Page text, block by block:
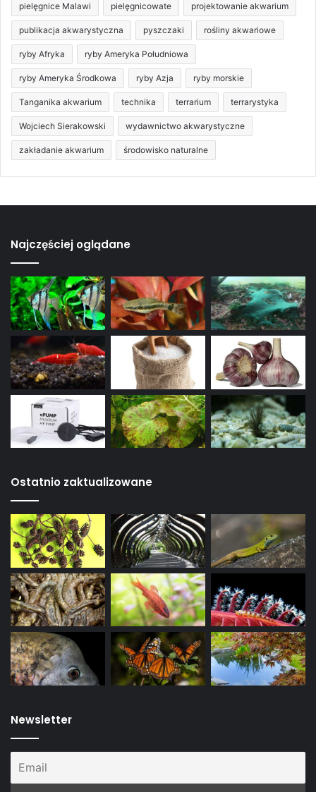
pielęgnice Malawi pielęgnicowate projektowanie akwarium
publikacja akwarystyczna pyszczaki rośliny akwariowe
ryby Afryka ryby Ameryka Południowa
ryby Ameryka Środkowa ryby Azja ryby morskie
Tanganika akwarium technika terrarium terrarystyka
Wojciech Sierakowski wydawnictwo akwarystyczne
zakładanie akwarium środowisko naturalne
Najczęściej oglądane
Ostatnio zaktualizowane
Newsletter